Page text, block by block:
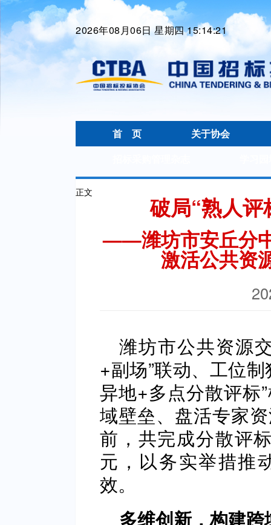
2026年08月06日 星期四 15:14:21
首 页
关于协会
正文
破局“熟人评
——潍坊市安丘分
激活公共资
潍坊市公共资源
+副场”联动、工位
异地+多点分散评标
域壁垒、盘活专家
前，共完成分散评
元，以务实举措推
效。
多维创新，构建